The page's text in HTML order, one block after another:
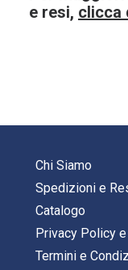
e resi, clicca
Chi Siamo
Spedizioni e
Catalogo
Privacy Policy e
Termini e